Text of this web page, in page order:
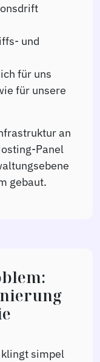
und
für uns
für unsere
an
Panel
gebaut.
klingt simpel